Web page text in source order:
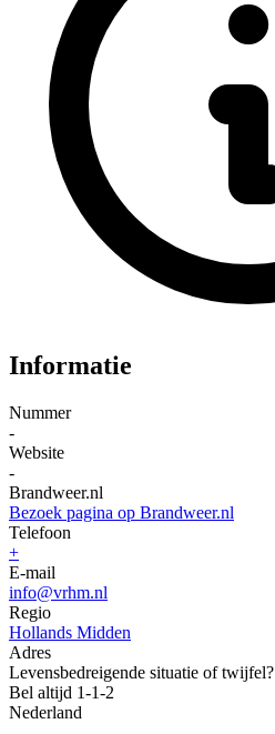
Informatie
Nummer
-
Website
-
Brandweer.nl
Bezoek pagina op Brandweer.nl
Telefoon
+
E-mail
info@vrhm.nl
Regio
Hollands Midden
Adres
Levensbedreigende situatie of twijfel?
Bel altijd 1-1-2
Nederland